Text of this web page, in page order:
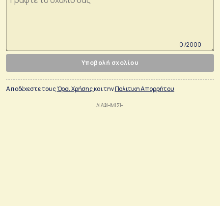
0 /2000
Υποβολή σχολίου
Αποδέχεστε τουςΌροι Χρήσηςκαι τηνΠολιτικη Απορρήτου